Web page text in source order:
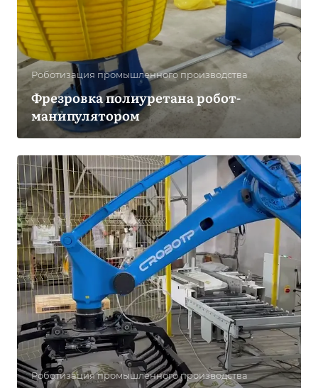
Роботизация промышленного производства
Фрезровка полиуретана робот-
манипулятором
Роботизация промышленного производства